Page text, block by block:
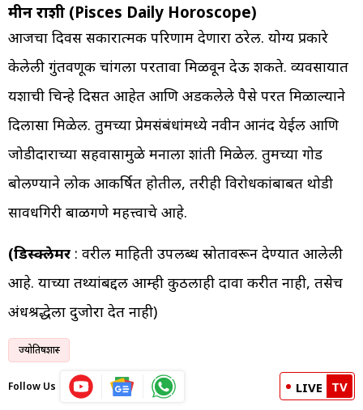
मीन राशी (Pisces Daily Horoscope)
आजचा दिवस सकारात्मक परिणाम देणारा ठरेल. योग्य प्रकारे
केलेली गुंतवणूक चांगला परतावा मिळवून देऊ शकते. व्यवसायात
यशाची चिन्हे दिसत आहेत आणि अडकलेले पैसे परत मिळाल्याने
दिलासा मिळेल. तुमच्या प्रेमसंबंधांमध्ये नवीन आनंद येईल आणि
जोडीदाराच्या सहवासामुळे मनाला शांती मिळेल. तुमच्या गोड
बोलण्याने लोक आकर्षित होतील, तरीही विरोधकांबाबत थोडी
सावधगिरी बाळगणे महत्त्वाचे आहे.
(डिस्क्लेमर : वरील माहिती उपलब्ध स्रोतावरून देण्यात आलेली
आहे. याच्या तथ्यांबद्दल आम्ही कुठलाही दावा करीत नाही, तसेच
अंधश्रद्धेला दुजोरा देत नाही)
ज्योतिषशास्त्र
Follow Us LIVE TV